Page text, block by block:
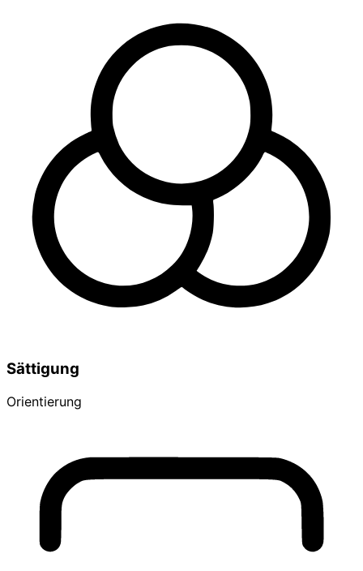
Sättigung
Orientierung